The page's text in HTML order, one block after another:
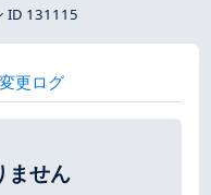
ID 131115
変更ログ
ません